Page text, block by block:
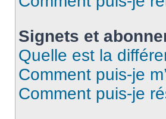
Signets et
Quelle est la
Comment puis-je
Comment puis-je